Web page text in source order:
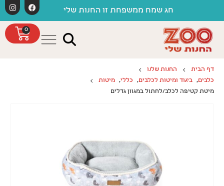
חג שמח ממשפחת זו החנות שלי
0
דף הבית
החנות שלנו
כלבים, ביגוד ומיטות לכלבים, כללי,
מיטות
מיטת קטיפה לכלב/לחתול במגוון גדלים